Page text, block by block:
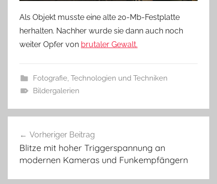
Als Objekt musste eine alte 20-Mb-Festplatte
herhalten. Nachher wurde sie dann auch noch
weiter Opfer von brutaler Gewalt.
Fotografie, Technologien und Techniken
Bildergalerien
Vorheriger Beitrag
Blitze mit hoher Triggerspannung an
modernen Kameras und Funkempfängern